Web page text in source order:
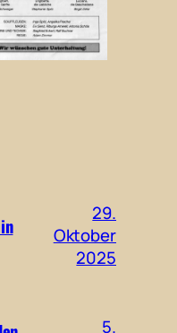
29.
Oktober
2025
5.